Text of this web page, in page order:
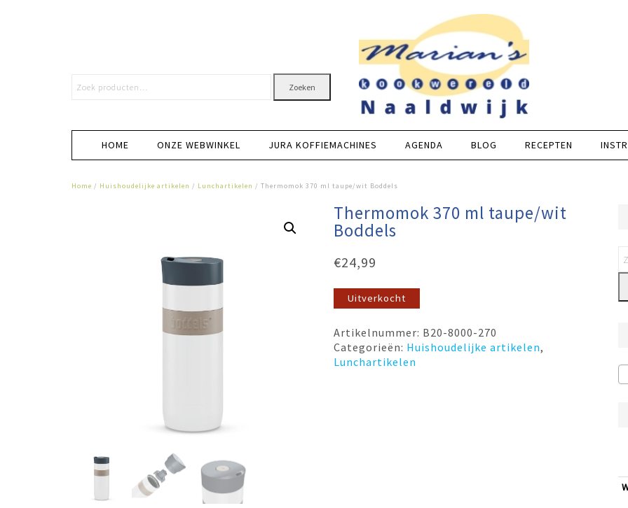
Zoeken
HOME ONZE WEBWINKEL JURA KOFFIEMACHINES AGENDA BLOG RECEPTEN
Home / Huishoudelijke artikelen / Lunchartikelen / Thermomok 370 ml taupe/wit Boddels
Thermomok 370 ml taupe/wit
Boddels
€24,99
Uitverkocht
Artikelnummer: B20-8000-270
Categorieën: Huishoudelijke artikelen,
Lunchartikelen